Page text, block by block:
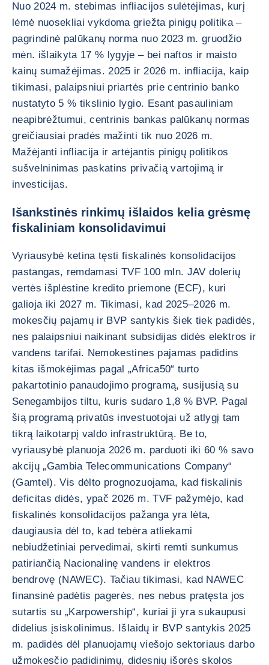
Nuo 2024 m. stebimas infliacijos sulėtėjimas, kurį
lėmė nuosekliai vykdoma griežta pinigų politika –
pagrindinė palūkanų norma nuo 2023 m. gruodžio
mėn. išlaikyta 17 % lygyje – bei naftos ir maisto
kainų sumažėjimas. 2025 ir 2026 m. infliacija, kaip
tikimasi, palaipsniui priartės prie centrinio banko
nustatyto 5 % tikslinio lygio. Esant pasauliniam
neapibrėžtumui, centrinis bankas palūkanų normas
greičiausiai pradės mažinti tik nuo 2026 m.
Mažėjanti infliacija ir artėjantis pinigų politikos
sušvelninimas paskatins privačią vartojimą ir
investicijas.
Išankstinės rinkimų išlaidos kelia grėsmę
fiskaliniam konsolidavimui
Vyriausybė ketina tęsti fiskalinės konsolidacijos
pastangas, remdamasi TVF 100 mln. JAV dolerių
vertės išplėstine kredito priemone (ECF), kuri
galioja iki 2027 m. Tikimasi, kad 2025–2026 m.
mokesčių pajamų ir BVP santykis šiek tiek padidės,
nes palaipsniui naikinant subsidijas didės elektros ir
vandens tarifai. Nemokestines pajamas padidins
kitas išmokėjimas pagal „Africa50“ turto
pakartotinio panaudojimo programą, susijusią su
Senegambijos tiltu, kuris sudaro 1,8 % BVP. Pagal
šią programą privatūs investuotojai už atlygį tam
tikrą laikotarpį valdo infrastruktūrą. Be to,
vyriausybė planuoja 2026 m. parduoti iki 60 % savo
akcijų „Gambia Telecommunications Company“
(Gamtel). Vis dėlto prognozuojama, kad fiskalinis
deficitas didės, ypač 2026 m. TVF pažymėjo, kad
fiskalinės konsolidacijos pažanga yra lėta,
daugiausia dėl to, kad tebėra atliekami
nebiudžetiniai pervedimai, skirti remti sunkumus
patiriančią Nacionalinę vandens ir elektros
bendrovę (NAWEC). Tačiau tikimasi, kad NAWEC
finansinė padėtis pagerės, nes nebus pratęsta jos
sutartis su „Karpowership“, kuriai ji yra sukaupusi
didelius įsiskolinimus. Išlaidų ir BVP santykis 2025
m. padidės dėl planuojamų viešojo sektoriaus darbo
užmokesčio padidinimų, didesnių išorės skolos